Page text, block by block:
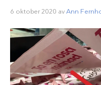
6 oktober 2020 avAnn